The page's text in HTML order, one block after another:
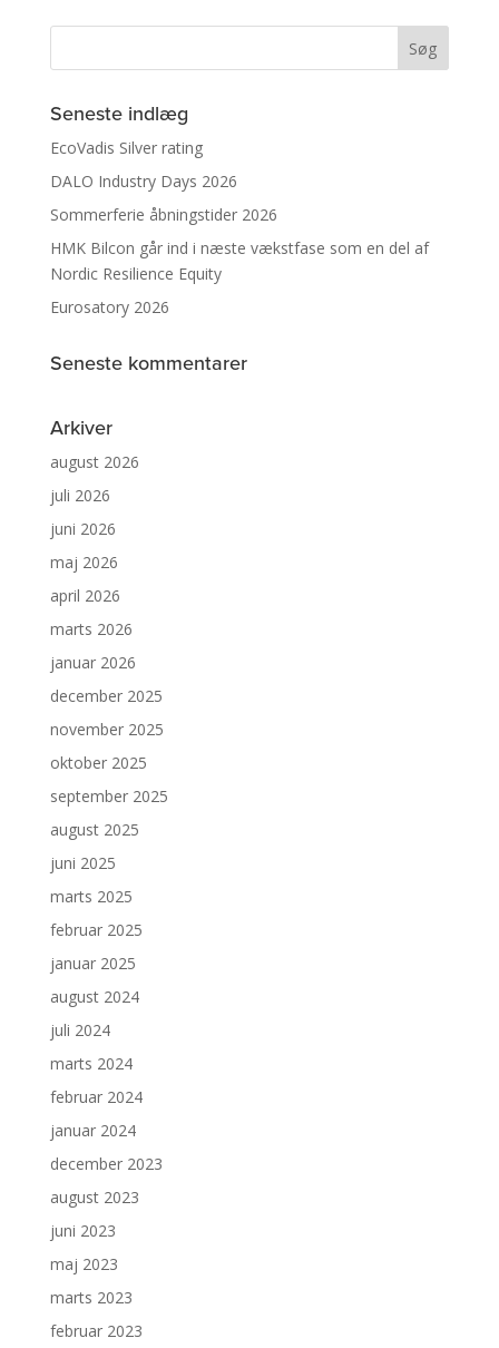
Seneste indlæg
EcoVadis Silver rating
DALO Industry Days 2026
Sommerferie åbningstider 2026
HMK Bilcon går ind i næste vækstfase som en del af
Nordic Resilience Equity
Eurosatory 2026
Seneste kommentarer
Arkiver
august 2026
juli 2026
juni 2026
maj 2026
april 2026
marts 2026
januar 2026
december 2025
november 2025
oktober 2025
september 2025
august 2025
juni 2025
marts 2025
februar 2025
januar 2025
august 2024
juli 2024
marts 2024
februar 2024
januar 2024
december 2023
august 2023
juni 2023
maj 2023
marts 2023
februar 2023